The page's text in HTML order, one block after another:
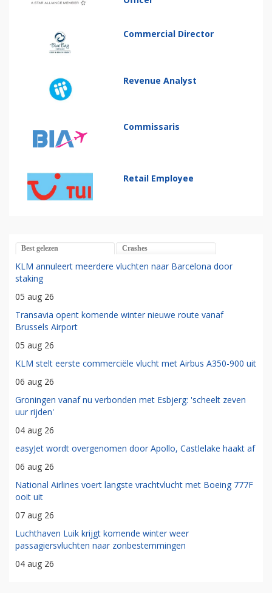
Commercial Director
Revenue Analyst
Commissaris
Retail Employee
Best gelezen Crashes
KLM annuleert meerdere vluchten naar Barcelona door
staking
05 aug 26
Transavia opent komende winter nieuwe route vanaf
Brussels Airport
05 aug 26
KLM stelt eerste commerciële vlucht met Airbus A350-900 uit
06 aug 26
Groningen vanaf nu verbonden met Esbjerg: 'scheelt zeven
uur rijden'
04 aug 26
easyJet wordt overgenomen door Apollo, Castlelake haakt af
06 aug 26
National Airlines voert langste vrachtvlucht met Boeing 777F
ooit uit
07 aug 26
Luchthaven Luik krijgt komende winter weer
passagiersvluchten naar zonbestemmingen
04 aug 26